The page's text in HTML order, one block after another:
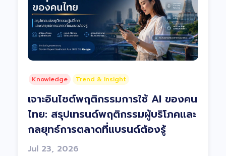
Knowledge Trend & Insight
เจาะอินไซต์พฤติกรรมการใช้ AI ของคน
ไทย: สรุปเทรนด์พฤติกรรมผู้บริโภคและ
กลยุทธ์การตลาดที่แบรนด์ต้องรู้
Jul 23, 2026